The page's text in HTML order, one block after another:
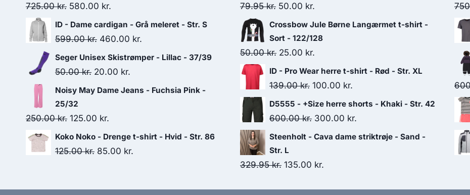
725.00kr. Original
price
was:
580.00 kr.
price
is:
ID - Dame cardigan - Grå meleret - Str. S
599.00kr. Original
price
was:
460.00 kr.
price
Seger Unisex Skistrømper - Lillac - 37/39
50.00kr. Original
price
50.00 kr..
20.00 kr.
price
Noisy May Dame Jeans - Fuchsia Pink -
25/32
250.00kr. Original
price
was:
125.00 kr.
price
is:
Koko Noko - Drenge t-shirt - Hvid - Str. 86
125.00kr. Original
85.00 kr.
79.95kr. Original
price
was:
79.95 kr..
50.00 kr.
price
is:
Crossbow Jule Børne Langærmet t-shirt -
Sort - 122/128
50.00kr. Original
price
was:
25.00 kr.
price
is:
ID - Pro Wear herre t-shirt - Rød - Str. XL
139.00kr. Original
price
was:
100.00 kr.
price
is:
D5555 - +Size herre shorts - Khaki - Str. 42
600.00kr. Original
price
600.00 kr..
300.00 kr.
price
Steenholt - Cava dame striktrøje - Sand -
Str. L
329.95kr. Original
135.00 kr.